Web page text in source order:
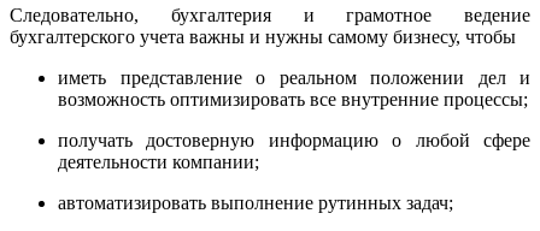
Следовательно, бухгалтерия и грамотное ведение
бухгалтерского учета важны и нужны самому бизнесу, чтобы
иметь представление о реальном положении дел и
возможность оптимизировать все внутренние процессы;
получать достоверную информацию о любой сфере
деятельности компании;
автоматизировать выполнение рутинных задач;